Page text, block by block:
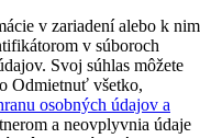
v zariadení alebo k nim
v súboroch
Svoj súhlas môžete
Odmietnuť všetko,
osobných údajov a
a neovplyvnia údaje